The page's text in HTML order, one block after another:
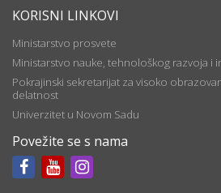
KORISNI LINKOVI
Ministarstvo prosvete
Ministarstvo nauke, tehnološkog razvoja i
Pokrajinski sekretarijat za visoko
delatnost
Univerzitet u Novom Sadu
Povežite se s nama